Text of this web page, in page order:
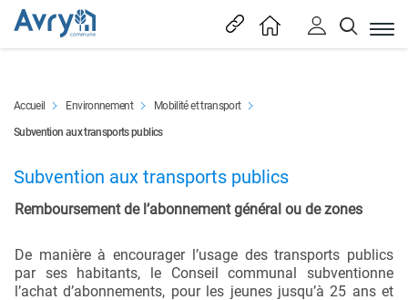
En tête
Accueil Environnement Mobilité et transport
Subvention aux transports publics(sélectionné)
Content
Subvention aux transports publics
Remboursement de l’abonnement général ou de zones
De manière à encourager l’usage des transports publics
par ses habitants, le Conseil communal subventionne
l’achat d’abonnements, pour les jeunes jusqu’à 25 ans et